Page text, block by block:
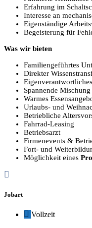
Erfahrung im
Interesse an
Eigenständige
Begeisterung für
Was wir bieten
Familiengeführtes
Direkter
Spannende
Warmes
Urlaubs- und
Betriebliche
Fahrrad-Leasing
Betriebsarzt
Firmenevents &
Fort- und
Möglichkeit eines
Jobart
Vollzeit